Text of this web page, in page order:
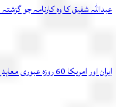
عبداللہ شفیق کا وہ کارنامہ جو گزشتہ 49 سال میں کوئی پاکستانی انجام نہ دے سکا
ایران اور امریکا 60 روزہ عبوری معاہدے کے قریب پہنچ گئے، معروف جریدے کادعویٰ